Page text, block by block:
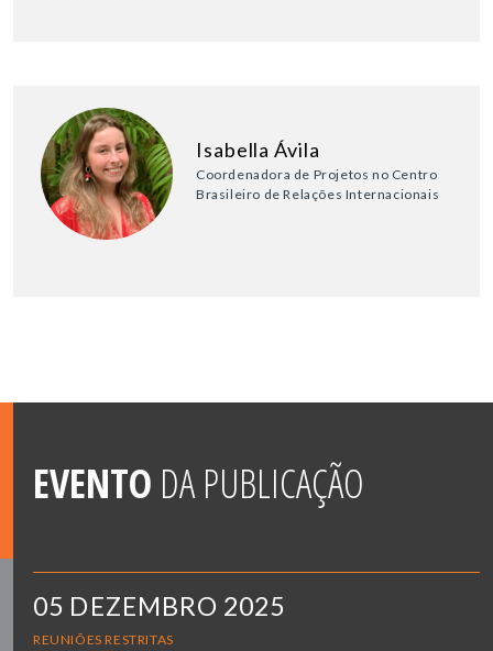
Isabella Ávila
Coordenadora de Projetos no Centro
Brasileiro de Relações Internacionais
EVENTO DA PUBLICAÇÃO
05 DEZEMBRO 2025
REUNIÕES RESTRITAS